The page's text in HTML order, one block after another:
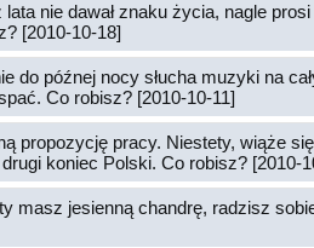
nie dawał znaku życia, nagle
[2010-10-18]
do późnej nocy słucha muzyki na
Co robisz? [2010-10-11]
propozycję pracy. Niestety, wiąże
koniec Polski. Co robisz? [2010-
masz jesienną chandrę, radzisz